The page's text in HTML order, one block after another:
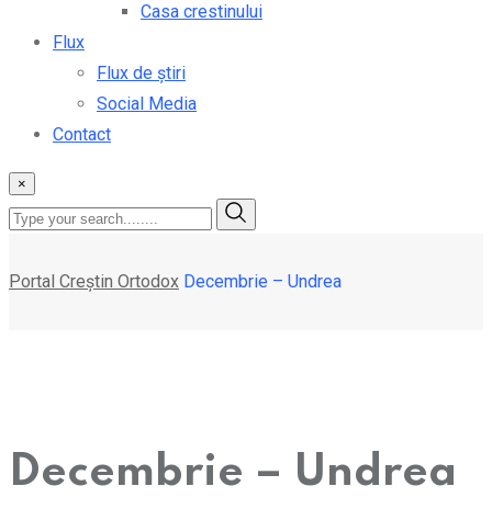
Casa crestinului
Flux
Flux de știri
Social Media
Contact
×
Portal Creștin Ortodox Decembrie – Undrea
Decembrie – Undrea